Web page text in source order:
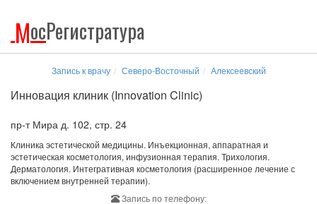
МосРегистратура
Запись к врачу Северо-Восточный Алексеевский
Инновация клиник (Innovation Clinic)
пр-т Мира д. 102, стр. 24
Клиника эстетической медицины. Инъекционная, аппаратная и
эстетическая косметология, инфузионная терапия. Трихология.
Дерматология. Интегративная косметология (расширенное лечение с
включением внутренней терапии).
Запись по телефону: